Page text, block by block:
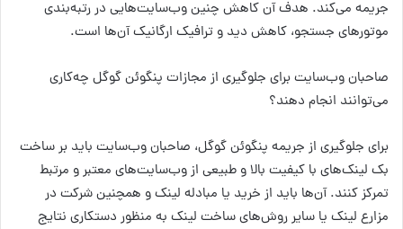
جریمه می‌کند. هدف آن کاهش چنین وب‌سایت‌هایی در رتبه‌بندی
موتورهای جستجو، کاهش دید و ترافیک ارگانیک آن‌ها است.
صاحبان وب‌سایت برای جلوگیری از مجازات پنگوئن گوگل چه‌کاری
می‌توانند انجام دهند؟
برای جلوگیری از جریمه پنگوئن گوگل، صاحبان وب‌سایت باید بر ساخت
بک لینک‌های با کیفیت بالا و طبیعی از وب‌سایت‌های معتبر و مرتبط
تمرکز کنند. آن‌ها باید از خرید یا مبادله لینک و همچنین شرکت در
مزارع لینک یا سایر روش‌های ساخت لینک به منظور دستکاری نتایج